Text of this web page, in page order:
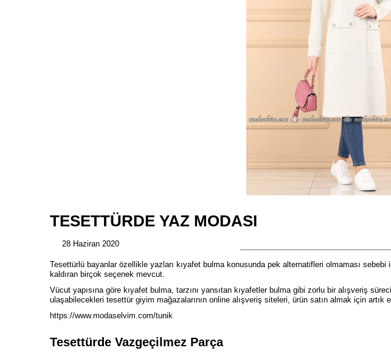
TESETTÜRDE YAZ MODASI
28 Haziran 2020
Tesettürlü bayanlar özellikle yazları kıyafet bulma konusunda pek alternatifleri olmaması
kaldıran birçok seçenek mevcut.
Vücut yapısına göre kıyafet bulma, tarzını yansıtan kıyafetler bulma gibi zorlu bir alışveriş
ulaşabilecekleri tesettür giyim mağazalarının online alışveriş siteleri, ürün satın almak için artık
https://www.modaselvim.com/tunik
Tesettürde Vazgeçilmez Parça